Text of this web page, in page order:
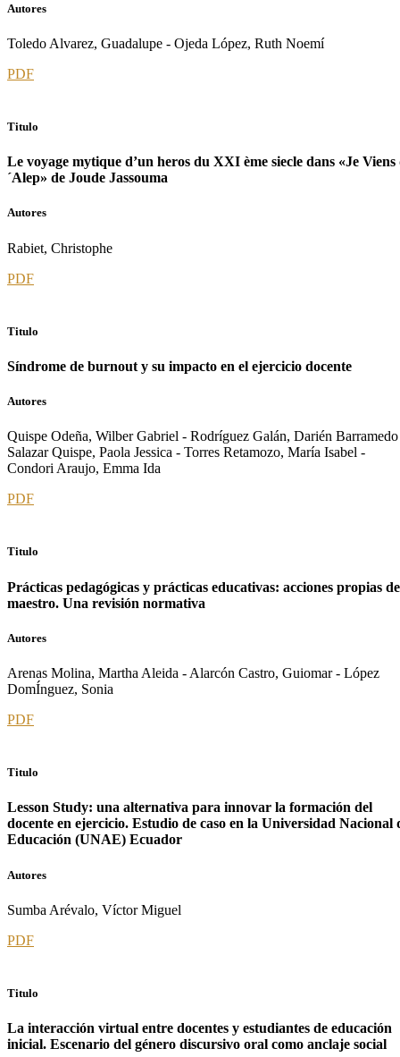
Autores
Toledo Alvarez, Guadalupe - Ojeda López, Ruth Noemí
PDF
Titulo
Le voyage mytique d’un heros du XXI ème siecle dans «Je Viens
´Alep» de Joude Jassouma
Autores
Rabiet, Christophe
PDF
Titulo
Síndrome de burnout y su impacto en el ejercicio docente
Autores
Quispe Odeña, Wilber Gabriel - Rodríguez Galán, Darién
Salazar Quispe, Paola Jessica - Torres Retamozo, María Isabel -
Condori Araujo, Emma Ida
PDF
Titulo
Prácticas pedagógicas y prácticas educativas: acciones propias
maestro. Una revisión normativa
Autores
Arenas Molina, Martha Aleida - Alarcón Castro, Guiomar - López
DomÍnguez, Sonia
PDF
Titulo
Lesson Study: una alternativa para innovar la formación del
docente en ejercicio. Estudio de caso en la Universidad Nacional
Educación (UNAE) Ecuador
Autores
Sumba Arévalo, Víctor Miguel
PDF
Titulo
La interacción virtual entre docentes y estudiantes de educación
inicial. Escenario del género discursivo oral como anclaje social